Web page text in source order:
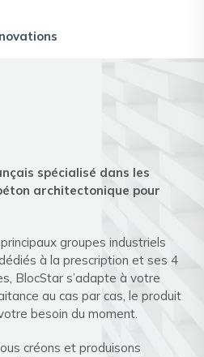
spécialisé dans les
architectonique pour
groupes industriels
à la prescription et ses 4
BlocStar s’adapte à votre
au cas par cas, le produit
besoin du moment.
créons et produisons